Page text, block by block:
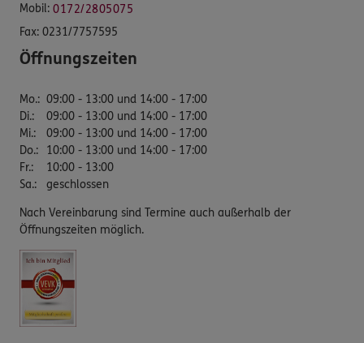
Mobil: 0172/2805075
Fax: 0231/7757595
Öffnungszeiten
Mo.: 09:00 - 13:00 und 14:00 - 17:00
Di.:
09:00 - 13:00 und 14:00 - 17:00
Mi.:
09:00 - 13:00 und 14:00 - 17:00
Do.:
10:00 - 13:00 und 14:00 - 17:00
Fr.:
10:00 - 13:00
Sa.: geschlossen
Nach Vereinbarung sind Termine auch außerhalb der
Öffnungszeiten möglich.